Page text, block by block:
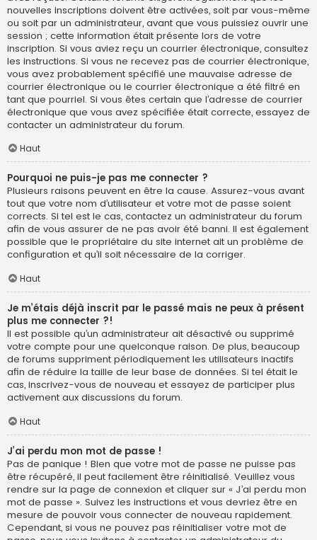
nouvelles inscriptions doivent être activées, soit par vous-même
ou soit par un administrateur, avant que vous puissiez ouvrir une
session ; cette information était présente lors de votre
inscription. Si vous aviez reçu un courrier électronique, consultez
les instructions. Si vous ne recevez pas de courrier électronique,
vous avez probablement spécifié une mauvaise adresse de
courrier électronique ou le courrier électronique a été filtré en
tant que pourriel. Si vous êtes certain que l’adresse de courrier
électronique que vous avez spécifiée était correcte, essayez de
contacter un administrateur du forum.
Haut
Pourquoi ne puis-je pas me connecter ?
Plusieurs raisons peuvent en être la cause. Assurez-vous avant
tout que votre nom d’utilisateur et votre mot de passe soient
corrects. Si tel est le cas, contactez un administrateur du forum
afin de vous assurer de ne pas avoir été banni. Il est également
possible que le propriétaire du site internet ait un problème de
configuration et qu’il soit nécessaire de la corriger.
Haut
Je m’étais déjà inscrit par le passé mais ne peux à présent
plus me connecter ?!
Il est possible qu’un administrateur ait désactivé ou supprimé
votre compte pour une quelconque raison. De plus, beaucoup
de forums suppriment périodiquement les utilisateurs inactifs
afin de réduire la taille de leur base de données. Si tel était le
cas, inscrivez-vous de nouveau et essayez de participer plus
activement aux discussions du forum.
Haut
J’ai perdu mon mot de passe !
Pas de panique ! Bien que votre mot de passe ne puisse pas
être récupéré, il peut facilement être réinitialisé. Veuillez vous
rendre sur la page de connexion et cliquer sur « J’ai perdu mon
mot de passe ». Suivez les instructions et vous devriez être en
mesure de pouvoir vous connecter de nouveau rapidement.
Cependant, si vous ne pouvez pas réinitialiser votre mot de